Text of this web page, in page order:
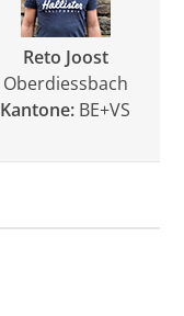
Reto Joost
Oberdiessbach
Kantone: BE+VS